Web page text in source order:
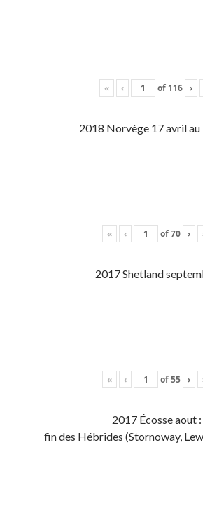
« ‹ of 116 ›
2018 Norvège 17 avril au
« ‹ of70 ›
2017 Shetland
« ‹ of55 ›
2017 Écosse aout :
fin des Hébrides (Stornoway,